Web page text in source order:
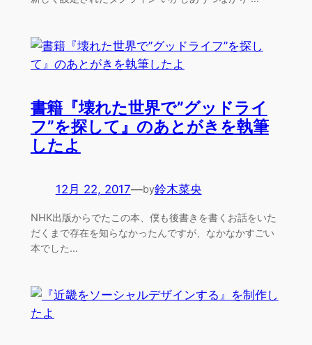
書籍『壊れた世界で”グッドライ
フ”を探して』のあとがきを執筆
したよ
12月 22, 2017—by鈴木菜央
NHK出版からでたこの本、僕も後書きを書くお話をいた
だくまで存在を知らなかったんですが、なかなかすごい
本でした…